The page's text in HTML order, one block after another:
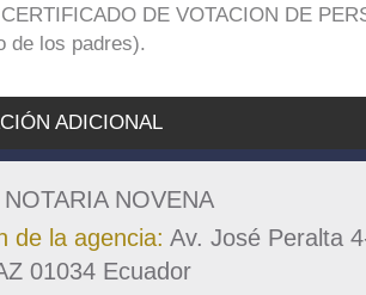
DE VOTACION DE
de los padres).
ADICIONAL
NOTARIA NOVENA
de la agencia: Av. José Peralta
01034 Ecuador